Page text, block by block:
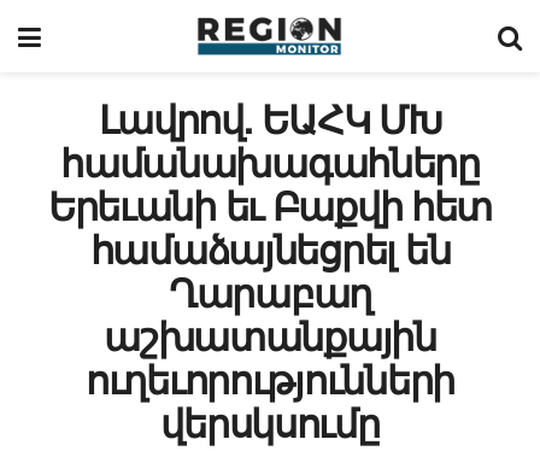
Լավրով. ԵԱՀԿ ՄԽ
համանախագահները
Երեւանի եւ Բաքվի հետ
համաձայնեցրել են
Ղարաբաղ
աշխատանքային
ուղեւորությունների
վերսկսումը